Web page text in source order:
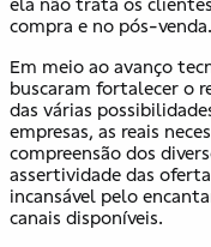
ela não trata os
compra e no pós-venda.
Em meio ao avanço
buscaram fortalecer o
das várias
empresas, as reais
compreensão dos
assertividade das
incansável pelo
canais disponíveis.